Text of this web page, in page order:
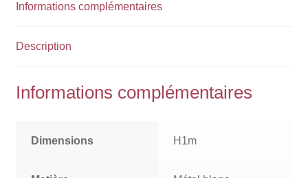
Informations complémentaires
Description
Informations complémentaires
Dimensions H1m